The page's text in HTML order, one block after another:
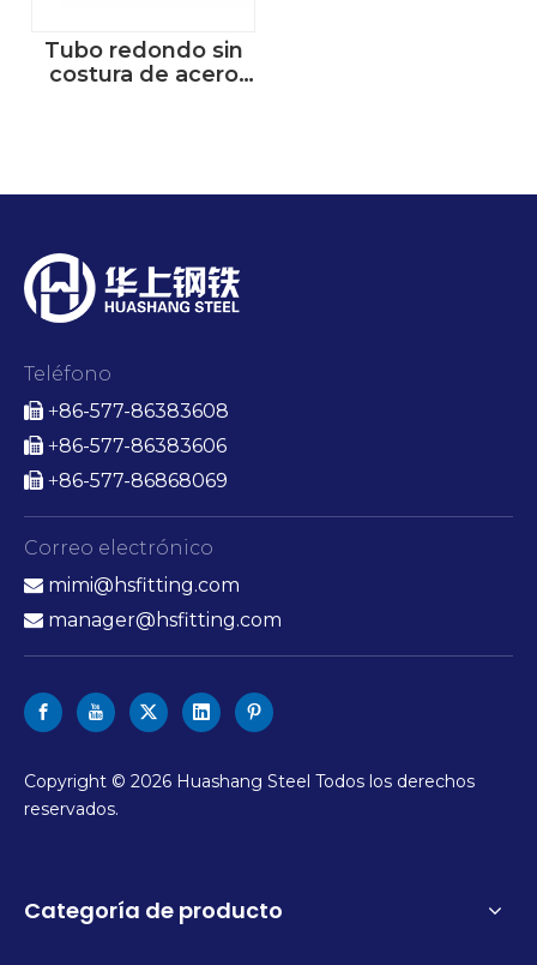
Tubo redondo sin
costura de acero
Teléfono
 +86-577-86383608
 +86-577-86383606
 +86-577-86868069
Correo electrónico
 mimi@hsfitting.com
 manager@hsfitting.com
Copyright © 2026 Huashang Steel Todos los derechos
reservados.
Categoría de producto